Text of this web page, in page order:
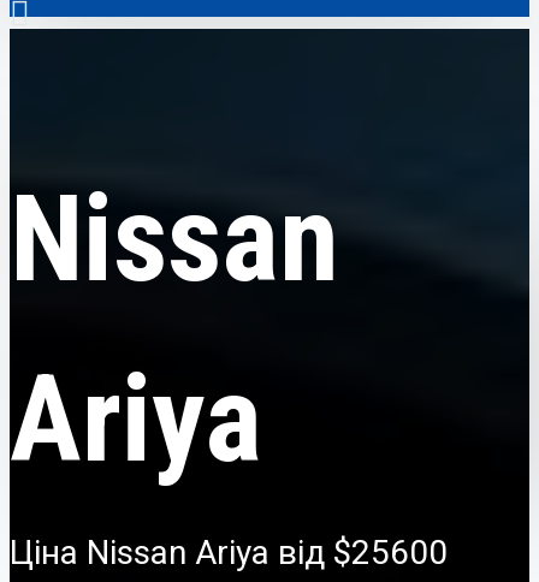
Скрізь
Електромобілі
Авто з пробігом
Аксесуари
0
Ваш кошик порожній!
Nissan
Ariya
Ціна Nissan Ariya від $25600